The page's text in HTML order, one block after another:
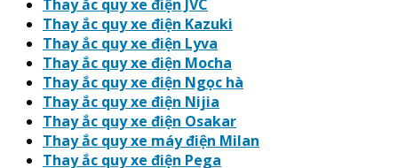
Thay ắc quy xe điện JVC
Thay ắc quy xe điện Kazuki
Thay ắc quy xe điện Lyva
Thay ắc quy xe điện Mocha
Thay ắc quy xe điện Ngọc hà
Thay ắc quy xe điện Nijia
Thay ắc quy xe điện Osakar
Thay ắc quy xe máy điện Milan
Thay ắc quy xe điện Pega